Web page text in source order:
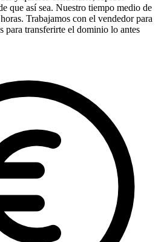
que así sea. Nuestro tiempo medio de
Trabajamos con el vendedor para
para transferirte el dominio lo antes